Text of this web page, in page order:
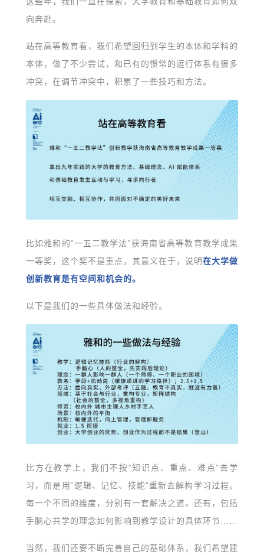
向奔赴。
站在高等教育看，我们希望回归到学生的本体和学科的
本体，做了不少尝试，和已有的惯常的运行体系有很多
冲突，在调节冲突中，积累了一些技巧和方法。
比如雅和的“一五二教学法”获海南省高等教育教学成果
一等奖，这个奖不是重点，其意义在于，说明在大学做
创新教育是有空间和机会的。
以下是我们的一些具体做法和经验。
比方在教学上，我们不按“知识点、重点、难点”去学
习，而是用“逻辑、记忆、技能”重新去解构学习过程。
每一个不同的维度，分别有一套解决之道。还有，包括
手脑心共学的理念如何影响到教学设计的具体环节……
当然，我们还要不断完善自己的基础体系，我们希望建